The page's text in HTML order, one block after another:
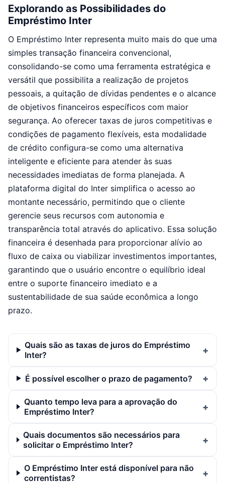
Explorando as Possibilidades do
Empréstimo Inter
O Empréstimo Inter representa muito mais do que uma
simples transação financeira convencional,
consolidando-se como uma ferramenta estratégica e
versátil que possibilita a realização de projetos
pessoais, a quitação de dívidas pendentes e o alcance
de objetivos financeiros específicos com maior
segurança. Ao oferecer taxas de juros competitivas e
condições de pagamento flexíveis, esta modalidade
de crédito configura-se como uma alternativa
inteligente e eficiente para atender às suas
necessidades imediatas de forma planejada. A
plataforma digital do Inter simplifica o acesso ao
montante necessário, permitindo que o cliente
gerencie seus recursos com autonomia e
transparência total através do aplicativo. Essa solução
financeira é desenhada para proporcionar alívio ao
fluxo de caixa ou viabilizar investimentos importantes,
garantindo que o usuário encontre o equilíbrio ideal
entre o suporte financeiro imediato e a
sustentabilidade de sua saúde econômica a longo
prazo.
Quais são as taxas de juros do Empréstimo
Inter?
É possível escolher o prazo de pagamento?
Quanto tempo leva para a aprovação do
Empréstimo Inter?
Quais documentos são necessários para
solicitar o Empréstimo Inter?
O Empréstimo Inter está disponível para não
correntistas?